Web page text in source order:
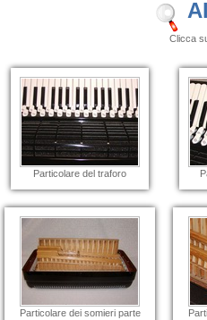
Clicca sulle
Particolare del traforo
Particolare dei somieri parte